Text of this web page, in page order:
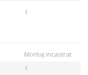
1
Montaj incastrat
1